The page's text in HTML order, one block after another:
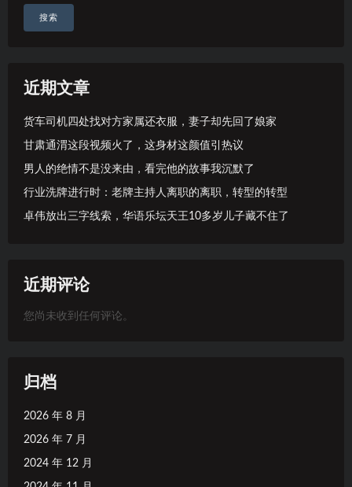
搜索
近期文章
货车司机四处找对方家属还衣服，妻子却先回了娘家
甘肃通渭这段视频火了，这身材这颜值引热议
男人的绝情不是没来由，看完他的故事我沉默了
行业洗牌进行时：老牌主持人离职的离职，转型的转型
卓伟放出三字线索，华语乐坛天王10多岁儿子藏不住了
近期评论
您尚未收到任何评论。
归档
2026 年 8 月
2026 年 7 月
2024 年 12 月